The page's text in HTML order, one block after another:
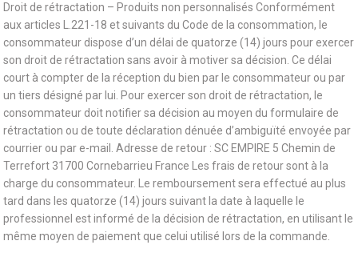
Droit de rétractation – Produits non personnalisés Conformément
aux articles L.221-18 et suivants du Code de la consommation, le
consommateur dispose d’un délai de quatorze (14) jours pour exercer
son droit de rétractation sans avoir à motiver sa décision. Ce délai
court à compter de la réception du bien par le consommateur ou par
un tiers désigné par lui. Pour exercer son droit de rétractation, le
consommateur doit notifier sa décision au moyen du formulaire de
rétractation ou de toute déclaration dénuée d’ambiguïté envoyée par
courrier ou par e-mail. Adresse de retour : SC EMPIRE 5 Chemin de
Terrefort 31700 Cornebarrieu France Les frais de retour sont à la
charge du consommateur. Le remboursement sera effectué au plus
tard dans les quatorze (14) jours suivant la date à laquelle le
professionnel est informé de la décision de rétractation, en utilisant le
même moyen de paiement que celui utilisé lors de la commande.